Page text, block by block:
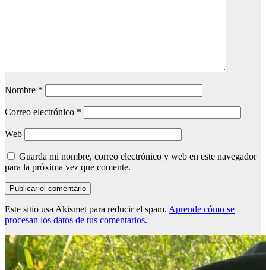
Nombre *
Correo electrónico *
Web
Guarda mi nombre, correo electrónico y web en este navegador
para la próxima vez que comente.
Este sitio usa Akismet para reducir el spam. Aprende cómo se
procesan los datos de tus comentarios.